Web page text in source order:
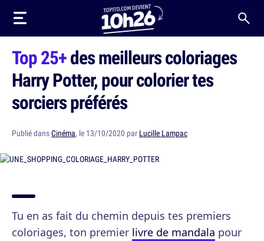
Top 25+des meilleurs coloriages
Harry Potter, pour colorier tes
sorciers préférés
Publié dansCinéma, le 13/10/2020 par Lucille Lampac
Tu en as fait du chemin depuis tes premiers
coloriages, ton premier livre de mandala pour